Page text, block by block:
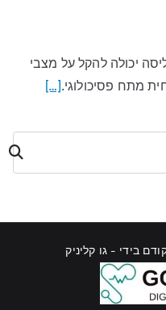
יכולה להקל על מצבי
מתח פסיכולוגי.[…]